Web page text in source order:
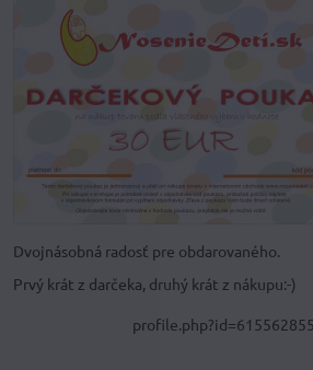
Dvojnásobná radosť pre obdarovaného.
Prvý krát z darčeka, druhý krát z nákupu:-)